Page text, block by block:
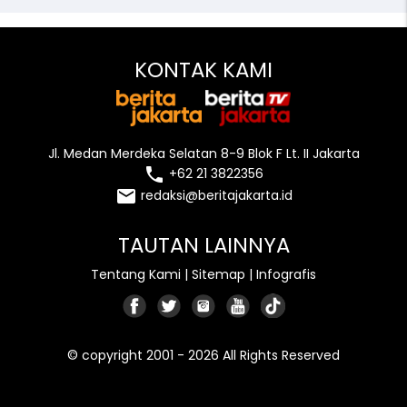
KONTAK KAMI
Jl. Medan Merdeka Selatan 8-9 Blok F Lt. II Jakarta
local_phone +62 21 3822356
email redaksi@beritajakarta.id
TAUTAN LAINNYA
Tentang Kami | Sitemap | Infografis
© copyright 2001 - 2026 All Rights Reserved